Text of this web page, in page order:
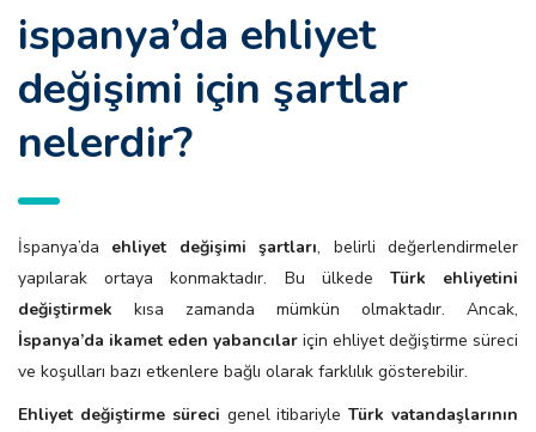
i̇spanya’da ehliyet
değişimi i̇çin şartlar
nelerdir?
İspanya’da ehliyet değişimi şartları, belirli değerlendirmeler
yapılarak ortaya konmaktadır. Bu ülkede Türk ehliyetini
değiştirmek kısa zamanda mümkün olmaktadır. Ancak,
İspanya’da ikamet eden yabancılar için ehliyet değiştirme süreci
ve koşulları bazı etkenlere bağlı olarak farklılık gösterebilir.
Ehliyet değiştirme süreci genel itibariyleTürk vatandaşlarının